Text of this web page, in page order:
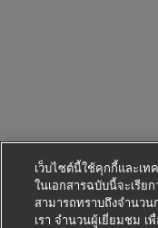
เว็บไซต์นี้ใช้คุกกี้และเ
ในเอกสารฉบับนี้จะเรีย
สามารถทราบถึงจำนว
เรา จำนวนผู้เยี่ยมชม เ